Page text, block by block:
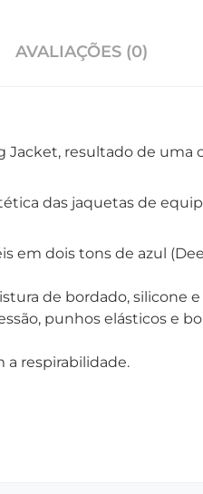
AVALIAÇÕES (0)
resultado de uma
das jaquetas de
dois tons de azul
de bordado, silicone
punhos elásticos e
a respirabilidade.